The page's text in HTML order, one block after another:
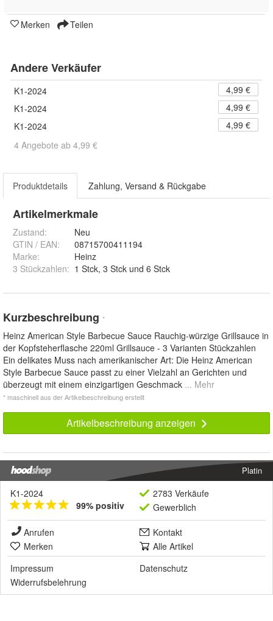
Merken Teilen
Andere Verkäufer
K1-2024
4,99 €
K1-2024
4,99 €
K1-2024
4,99 €
4 Angebote ab 4,99 €
Produktdetails Zahlung, Versand & Rückgabe
Artikelmerkmale
Zustand:
Neu
GTIN / EAN:
08715700411194
Marke:
Heinz
3 Stückzahlen: 1 Stck, 3 Stck und 6 Stck
Kurzbeschreibung *
Heinz American Style Barbecue Sauce Rauchig-würzige Grillsauce in
der Kopfsteherflasche 220ml Grillsauce - 3 Varianten Stückzahlen
Ein delikates Muss nach amerikanischer Art: Die Heinz American
Style Barbecue Sauce passt zu einer Vielzahl an Gerichten und
überzeugt mit einem einzigartigen Geschmack ... Mehr
* maschinell aus der Artikelbeschreibung erstellt
Artikelbeschreibung anzeigen
Platin
K1-2024
99% positiv
2783 Verkäufe
Gewerblich
Anrufen
Kontakt
Merken
Alle Artikel
Impressum
Datenschutz
Widerrufsbelehrung